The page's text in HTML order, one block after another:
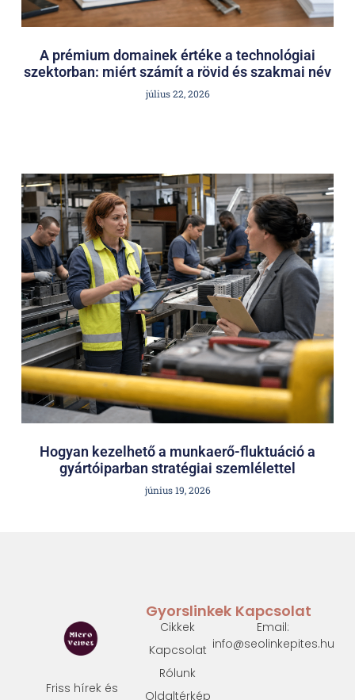
A prémium domainek értéke a technológiai
szektorban: miért számít a rövid és szakmai név
július 22, 2026
Hogyan kezelhető a munkaerő-fluktuáció a
gyártóiparban stratégiai szemlélettel
június 19, 2026
Friss hírek és
Gyorslinkek
Cikkek
Kapcsolat
Rólunk
Oldaltérkép
Kapcsolat
Email:
info@seolinkepites.hu